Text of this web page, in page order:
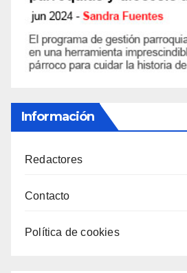
Información
Redactores
Contacto
Política de cookies